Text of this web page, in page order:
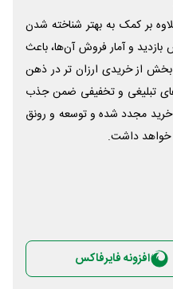
بر کمک به بهتر شناخته شدن
و آمار فروش آن‌ها، باعث
از خریدی ارزان تر در ذهن
تبلیغی و تخفیفی ضمن جذب
خرید مجدد شده و توسعه و رونق
خواهد داشت.
افزونه فایرفاکس